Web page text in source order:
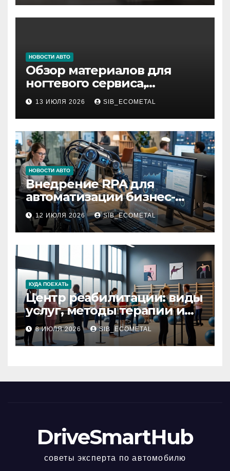
НОВОСТИ АВТО
Обзор материалов для
ногтевого сервиса,
наращивания ресниц и
депиляции
13 ИЮЛЯ 2026 SIB_ECOMETAL
НОВОСТИ АВТО
Внедрение RPA для
автоматизации бизнес-
процессов
12 ИЮЛЯ 2026 SIB_ECOMETAL
КУДА ПОЕХАТЬ
Центр реабилитации: виды
услуг, методы терапии и
критерии качества
8 ИЮЛЯ 2026 SIB_ECOMETAL
DriveSmartHub
советы эксперта по автомобилю